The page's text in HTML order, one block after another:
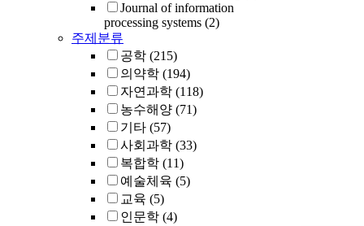
Journal of information
processing systems (2)
주제분류
공학 (215)
의약학 (194)
자연과학 (118)
농수해양 (71)
기타 (57)
사회과학 (33)
복합학 (11)
예술체육 (5)
교육 (5)
인문학 (4)